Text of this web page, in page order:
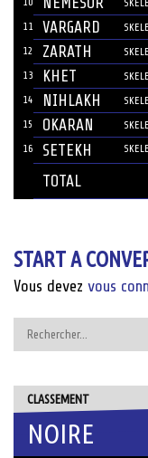
11 VARGARD
12 ZARATH
13 KHET
14 NIHLAKH
15 OKARAN
16 SETEKH
TOTAL
START A
Vous devez vous
CLASSEMENT
NOIRE